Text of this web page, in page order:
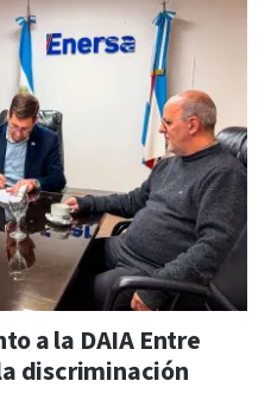
a la DAIA Entre
discriminación